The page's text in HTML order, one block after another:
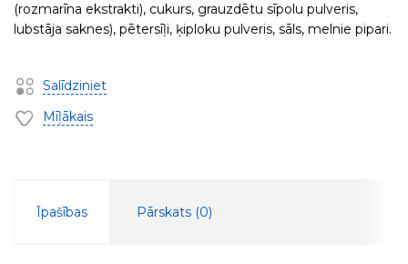
(rozmarīna ekstrakti), cukurs, grauzdētu sīpolu pulveris,
lubstāja saknes), pētersīļi, ķiploku pulveris, sāls, melnie pipari.
Salīdziniet
Mīļākais
Īpašības Pārskats (0)